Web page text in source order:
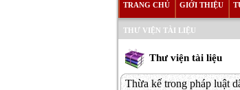
TRANG CHỦ GIỚI THIỆU
THƯ VIỆN TÀI LIỆU
Thư viện tài liệu
Thừa kế trong pháp luật